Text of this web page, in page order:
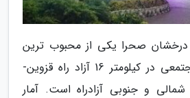
درخشان صحرا یکی از محبوب ترین
مراکز بین راهی و مجتمعی در کیلومتر 16 آزاد راه قزوین-
و جنوبی آزادراه است. آمار